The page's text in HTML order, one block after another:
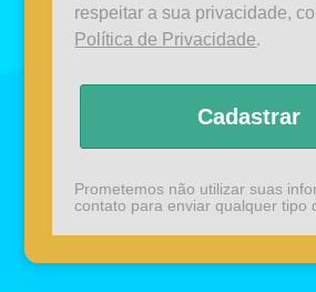
respeitar a sua privacidade,
Política de Privacidade.
Cadastrar
Prometemos não utilizar suas
contato para enviar qualquer tipo